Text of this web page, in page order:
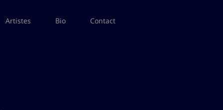
Artistes Bio Contact